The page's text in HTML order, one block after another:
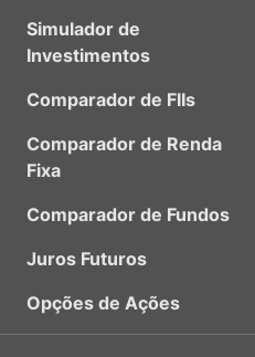
Simulador de
Investimentos
Comparador de FIIs
Comparador de Renda
Fixa
Comparador de Fundos
Juros Futuros
Opções de Ações